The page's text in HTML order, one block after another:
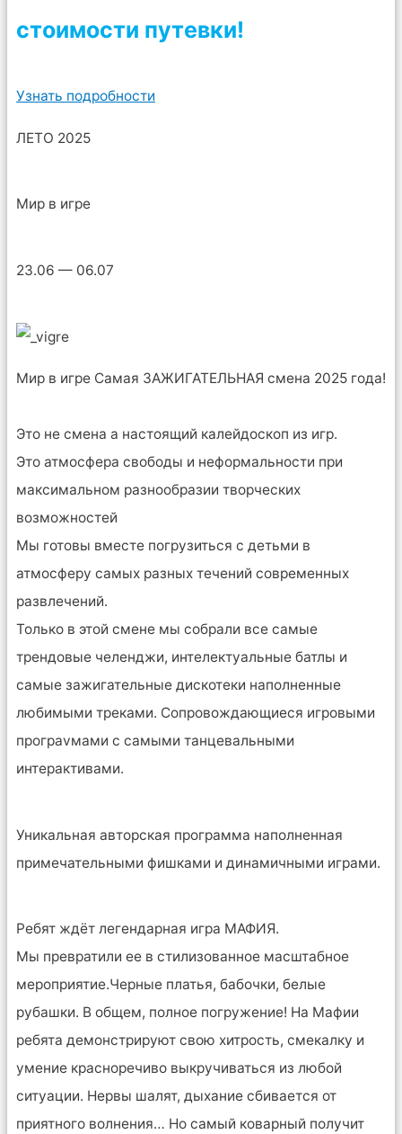
стоимости путевки!
Узнать подробности
ЛЕТО 2025
Мир в игре
23.06 — 06.07
Мир в игре Самая ЗАЖИГАТЕЛЬНАЯ смена 2025 года!
Это не смена а настоящий калейдоскоп из игр.
Это атмосфера свободы и неформальности при
максимальном разнообразии творческих
возможностей
Мы готовы вместе погрузиться с детьми в
атмосферу самыx разныx течений современных
развлечений.
Только в этой смене мы собрали все самые
трендовые челенджи, интелектуальные батлы и
самые зажигательные дискотеки наполненные
любимыми треками. Сопровождающиеся игровыми
програvмами с самыми танцевальными
интерактивами.
Уникальная авторская программа наполненная
примечательными фишками и динамичными играми.
Ребят ждёт легендарная игра МАФИЯ.
Мы превратили ее в стилизованное масштабное
мероприятие.Черные платья, бабочки, белые
рубашки. В общем, полное погружение! На Мафии
ребята демонстрируют свою хитрость, смекалку и
умение красноречиво выкручиваться из любой
ситуации. Нервы шалят, дыхание сбивается от
приятного волнения… Но самый коварный получит